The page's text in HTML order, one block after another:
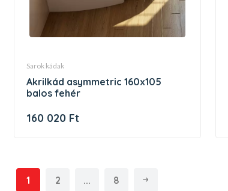
sarok kádak
akrilkád asymmetric 160x105
balos fehér
160 020 Ft
1 2 ... 8